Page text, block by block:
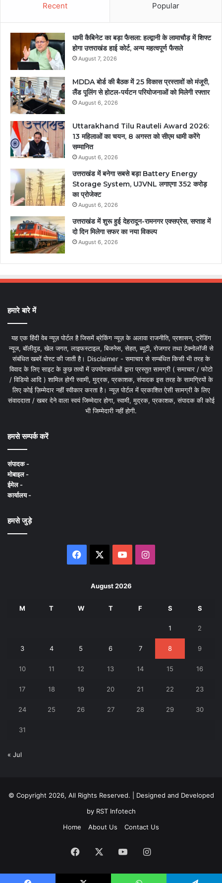
Recent Popular
धामी कैबिनेट का बड़ा फैसला: हल्द्वानी के लामाचौड़ में शिफ्ट
होगा उत्तराखंड हाई कोर्ट, अन्य महत्वपूर्ण फैसले
August 7, 2026
MDDA बोर्ड की बैठक में 25 विकास प्रस्तावों को मंजूरी,
लैंड पूलिंग से होटल-पर्यटन परियोजनाओं को मिलेगी रफ्तार
August 6, 2026
Uttarakhand Tilu Rauteli Award 2026:
13 महिलाओं का चयन, 8 अगस्त को सीएम धामी करेंगे
सम्मानित
August 6, 2026
उत्तराखंड में बनेगा सबसे बड़ा Battery Energy
Storage System, UJVNL लगाएगा 352 करोड़
का प्रोजेक्ट
August 6, 2026
उत्तराखंड में शुरू हुई देहरादून-रामनगर एक्सप्रेस, सप्ताह में
दो दिन मिलेगा सफर का नया विकल्प
August 6, 2026
हमारे बारे में
यह एक हिंदी वेब न्यूज़ पोर्टल है जिसमें ब्रेकिंग न्यूज़ के अलावा राजनीति, प्रशासन, ट्रेंडिंग
न्यूज, बॉलीवुड, खेल जगत, लाइफस्टाइल, बिजनेस, सेहत, ब्यूटी, रोजगार तथा टेक्नोलॉजी से
संबंधित खबरें पोस्ट की जाती है। Disclaimer - समाचार से सम्बंधित किसी भी तरह के
विवाद के लिए साइट के कुछ तत्वों में उपयोगकर्ताओं द्वारा प्रस्तुत सामग्री ( समाचार / फोटो
/ विडियो आदि ) शामिल होगी स्वामी, मुद्रक, प्रकाशक, संपादक इस तरह के सामग्रियों के
लिए कोई ज़िम्मेदार नहीं स्वीकार करता है। न्यूज़ पोर्टल में प्रकाशित ऐसी सामग्री के लिए
संवाददाता / खबर देने वाला स्वयं जिम्मेदार होगा, स्वामी, मुद्रक, प्रकाशक, संपादक की कोई
भी जिम्मेदारी नहीं होगी.
हमसे सम्पर्क करें
संपादक -
मोबाइल -
ईमेल -
कार्यालय -
हमसे जुड़े
Facebook YouTubeInstagram
August 2026
M T W T F S S
1 2
3 4 5 6 7 8 9
10 11 12 13 14 15 16
17 18 19 20 21 22 23
24 25 26 27 28 29 30
31
« Jul
© Copyright 2026, All Rights Reserved. | Designed and Developed
byRST Infotech
Home
About Us Contact Us
Facebook YouTubeInstagram